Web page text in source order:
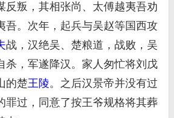
反叛，其相张尚、太傅越夷吾劝
吾。次年，起兵与吴赵等国西攻
战，汉绝吴、楚粮道，战败，吴
杀，军遂降汉。家人匆忙将刘戊
的楚王陵。之后汉景帝并没有过
罪过，同意了按王爷规格将其葬